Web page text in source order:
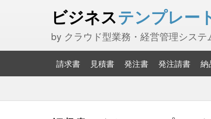
ビジネステンプレー
by クラウド型業務・経営管理システ
請求書 見積書 発注書 発注請書 納